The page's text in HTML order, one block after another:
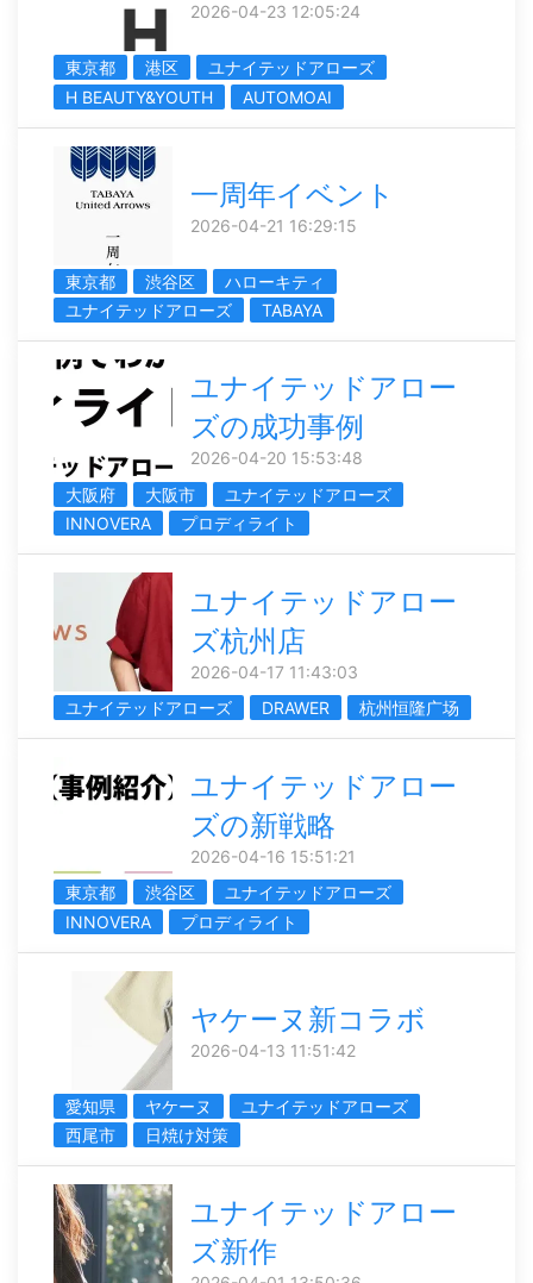
2026-04-23 12:05:24
東京都 港区
ユナイテッドアローズ
H BEAUTY&YOUTH
AUTOMOAI
一周年イベント
2026-04-21 16:29:15
東京都 渋谷区
ハローキティ
ユナイテッドアローズ
TABAYA
ユナイテッドアロー
ズの成功事例
2026-04-20 15:53:48
大阪府
大阪市
ユナイテッドアローズ
INNOVERA
プロディライト
ユナイテッドアロー
ズ杭州店
2026-04-17 11:43:03
ユナイテッドアローズ
DRAWER 杭州恒隆广场
ユナイテッドアロー
ズの新戦略
2026-04-16 15:51:21
東京都
渋谷区
ユナイテッドアローズ
INNOVERA
プロディライト
ヤケーヌ新コラボ
2026-04-13 11:51:42
愛知県 ヤケーヌ
ユナイテッドアローズ
西尾市
日焼け対策
ユナイテッドアロー
ズ新作